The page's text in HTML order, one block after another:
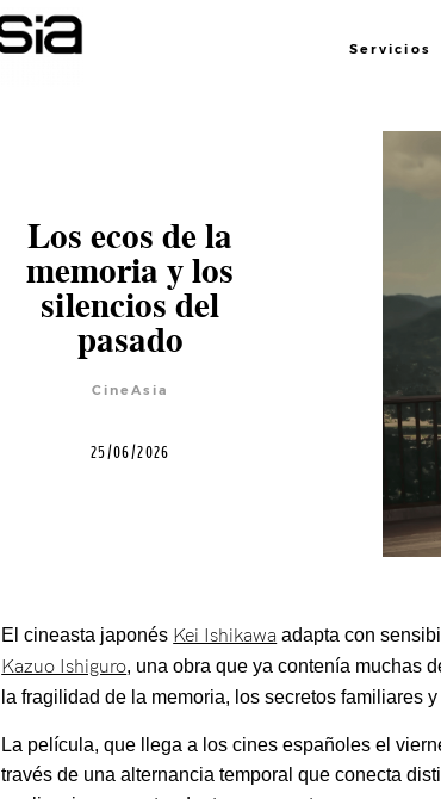
Servicios
Los ecos de la
memoria y los
silencios del
pasado
CineAsia
25/06/2026
El cineasta japonés Kei Ishikawa adapta con
Kazuo Ishiguro, una obra que ya contenía muchas
la fragilidad de la memoria, los secretos familiares
La película, que llega a los cines españoles el
través de una alternancia temporal que conecta